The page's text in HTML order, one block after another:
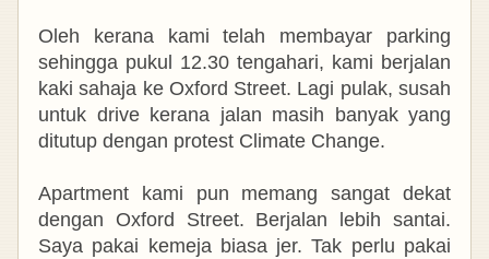
Oleh kerana kami telah membayar parking
sehingga pukul 12.30 tengahari, kami berjalan
kaki sahaja ke Oxford Street. Lagi pulak, susah
untuk drive kerana jalan masih banyak yang
ditutup dengan protest Climate Change.
Apartment kami pun memang sangat dekat
dengan Oxford Street. Berjalan lebih santai.
Saya pakai kemeja biasa jer. Tak perlu pakai